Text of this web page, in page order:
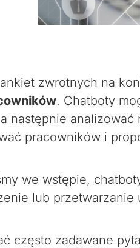
ankiet zwrotnych na
. Chatboty
następnie
pracowników i
we wstępie,
lub
często zadawane